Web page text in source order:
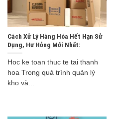
Cách Xử Lý Hàng Hóa Hết Hạn Sử
Dụng, Hư Hỏng Mới Nhất:
Hoc ke toan thuc te tai thanh
hoa Trong quá trình quản lý
kho và...